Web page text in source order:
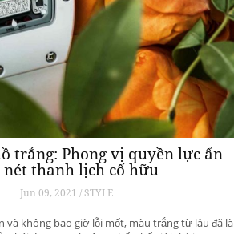
trắng: Phong vị quyền lực ẩn
nét thanh lịch cố hữu
Jun 09, 2021 / STYLE
và không bao giờ lỗi mốt, màu trắng từ lâu đã là